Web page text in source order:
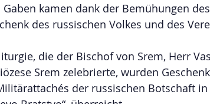
kamen dank der Bemühungen
des russischen Volkes und des
die der Bischof von Srem, Herr
Srem zelebrierte, wurden
der russischen Botschaft in